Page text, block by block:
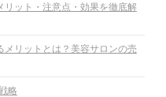
リット・注意点・効果を徹底解
リットとは？美容サロンの売
略